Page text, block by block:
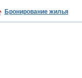
Бронирование жилья